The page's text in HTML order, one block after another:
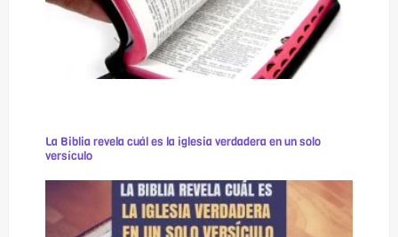
La Biblia revela cuál es la iglesia verdadera en un solo
versículo